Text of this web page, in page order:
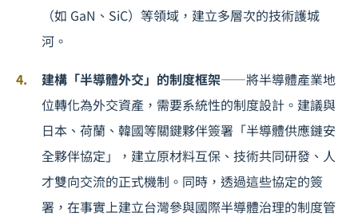
（如 GaN、SiC）等領域，建立多層次的技術護城
河。
建構「半導體外交」的制度框架——將半導體產業地
位轉化為外交資產，需要系統性的制度設計。建議與
日本、荷蘭、韓國等關鍵夥伴簽署「半導體供應鏈安
全夥伴協定」，建立原材料互保、技術共同研發、人
才雙向交流的正式機制。同時，透過這些協定的簽
署，在事實上建立台灣參與國際半導體治理的制度管